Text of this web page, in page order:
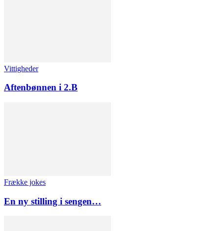
Vittigheder
Aftenbønnen i 2.B
Frække jokes
En ny stilling i sengen…